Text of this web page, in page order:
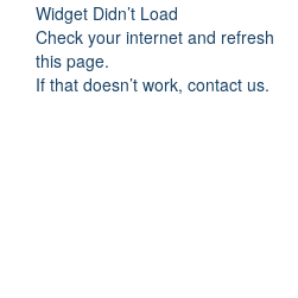
Widget Didn’t Load
Check your internet and refresh
this page.
If that doesn’t work, contact us.